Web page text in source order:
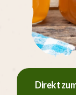
Direkt